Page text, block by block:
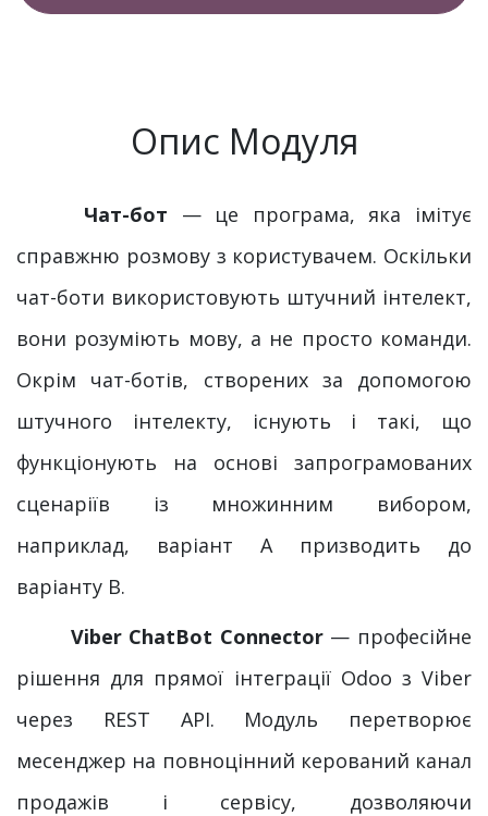
Опис Модуля
Чат-бот — це програма, яка імітує
справжню розмову з користувачем. Оскільки
чат-боти використовують штучний інтелект,
вони розуміють мову, а не просто команди.
Окрім чат-ботів, створених за допомогою
штучного інтелекту, існують і такі, що
функціонують на основі запрограмованих
сценаріїв із множинним вибором,
наприклад, варіант А призводить до
варіанту В.
​ Viber ChatBot Connector — професійне
рішення для прямої інтеграції Odoo з Viber
через REST API. Модуль перетворює
месенджер на повноцінний керований канал
продажів і сервісу, дозволяючи